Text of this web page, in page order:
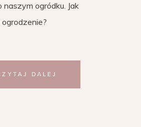
naszym ogródku. Jak
DALEJ